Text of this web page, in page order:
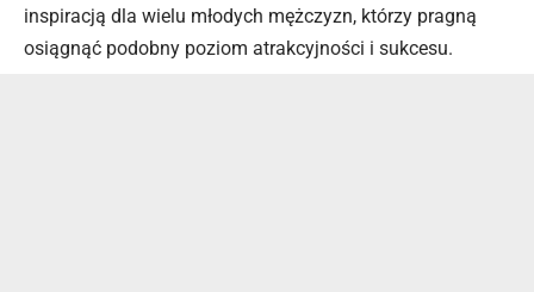
inspiracją dla wielu młodych mężczyzn, którzy pragną
osiągnąć podobny poziom atrakcyjności i sukcesu.